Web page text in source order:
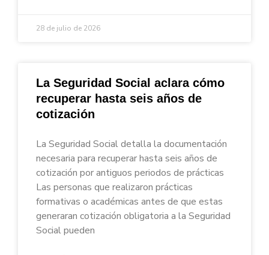
28 de julio de 2026
La Seguridad Social aclara cómo
recuperar hasta seis años de
cotización
La Seguridad Social detalla la documentación
necesaria para recuperar hasta seis años de
cotización por antiguos periodos de prácticas
Las personas que realizaron prácticas
formativas o académicas antes de que estas
generaran cotización obligatoria a la Seguridad
Social pueden